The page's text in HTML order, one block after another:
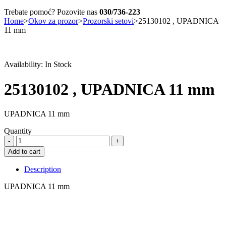
Trebate pomoć? Pozovite nas 030/736-223
Home>Okov za prozor>Prozorski setovi>25130102 , UPADNICA
11 mm
Availability: In Stock
25130102 , UPADNICA 11 mm
UPADNICA 11 mm
Quantity
25130102
,
UPADNICA
11
mm
quantity
Add to cart
Description
UPADNICA 11 mm